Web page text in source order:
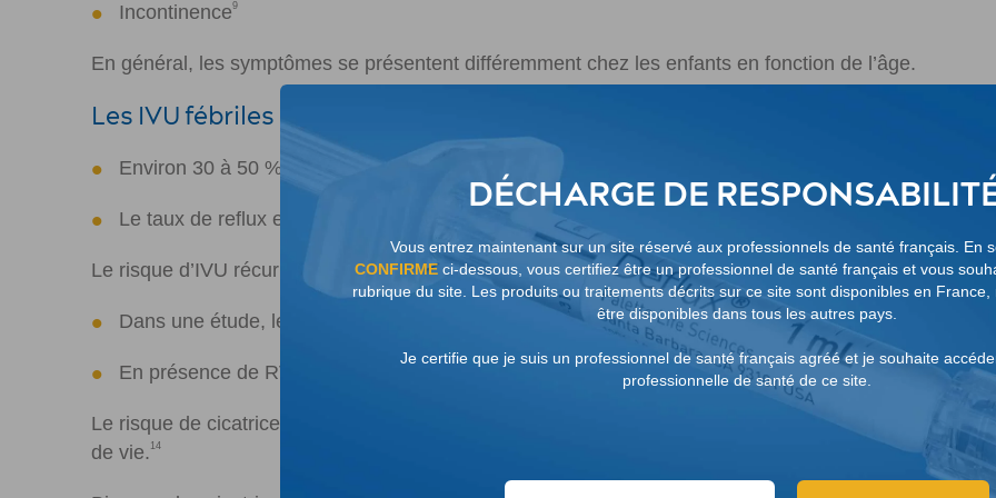
Incontinence9
En général, les symptômes se présentent différemment chez les enfants en fonction de l’âge.
Les IVU fébriles récurrentes déclenchent le dépistage et le diagnostic du RVU
Environ 30 à 50 % des enfants sont diagnostiqués comme ayant un RVU après leur première
Le taux de reflux est de 54 % chez les filles de 1 à 3 ans ayant des antécédents d’infection urinaire
Le risque d’IVU récurrente est plus élevé en cas de RVU sous-jacent, en particulier pour les grades
Dans une étude, les enfants présentant un RVU de grades II à IV ont été suivis pendant 2 ans et
En présence de RVU, il y a une plus grande probabilité que l’IVU affecte les reins 8
Le risque de cicatrice rénale associé au RVU augmente avec chaque infection urinaire et est plus
de vie. 14
DÉCHARGE DE
Vous entrez maintenant sur un site réservé aux professionnels de santé français. En
CONFIRMEci-dessous, vous certifiez être un professionnel de santé français et vous
rubrique du site. Les produits ou traitements décrits sur ce site sont disponibles en
être disponibles dans tous les autres pays.
Je certifie que je suis un professionnel de santé français agréé et je souhaite
professionnelle de santé de ce site.